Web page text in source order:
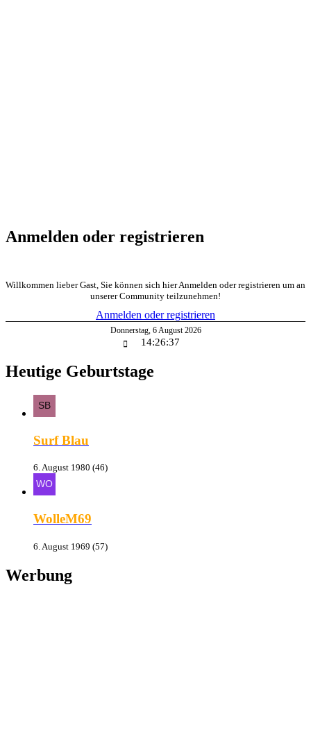
Anmelden oder registrieren
Willkommen lieber Gast, Sie können sich hier Anmelden oder registrieren um an
unserer Community teilzunehmen!
Anmelden oder registrieren
Donnerstag, 6August 2026
14:26:37
Heutige Geburtstage
Surf Blau
6. August 1980 (46)
WolleM69
6. August 1969 (57)
Werbung